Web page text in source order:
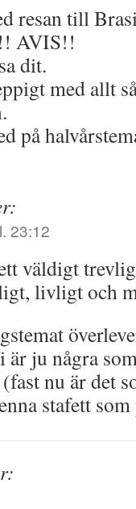
resan till
AVIS!!
dit.
med allt
på
23:12
väldigt
livligt och
är ju några
nu är det
stafett